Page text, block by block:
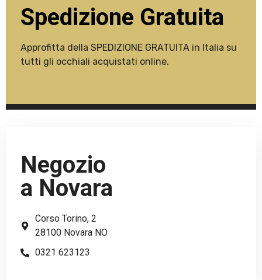
Spedizione Gratuita
Approfitta della SPEDIZIONE GRATUITA in Italia su
tutti gli occhiali acquistati online.
Negozio
a Novara
Corso Torino, 2
28100 Novara NO
0321 623123